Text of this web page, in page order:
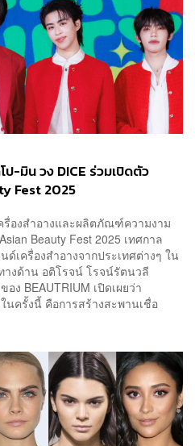
ป-มิน วง DICE ร่วมเปิดตัว
Fest 2025
รื่องสำอางและผลิตภัณฑ์ความงาม
Beauty Fest 2025 เทศกาล
เครื่องสำอางจากประเทศต่างๆ ใน
างด้าน อติโรจน์ โรจน์รัตนวลี
ง BEAUTRIUM เปิดเผยว่า
นครั้งนี้ คือการสร้างสะพานเชื่อ